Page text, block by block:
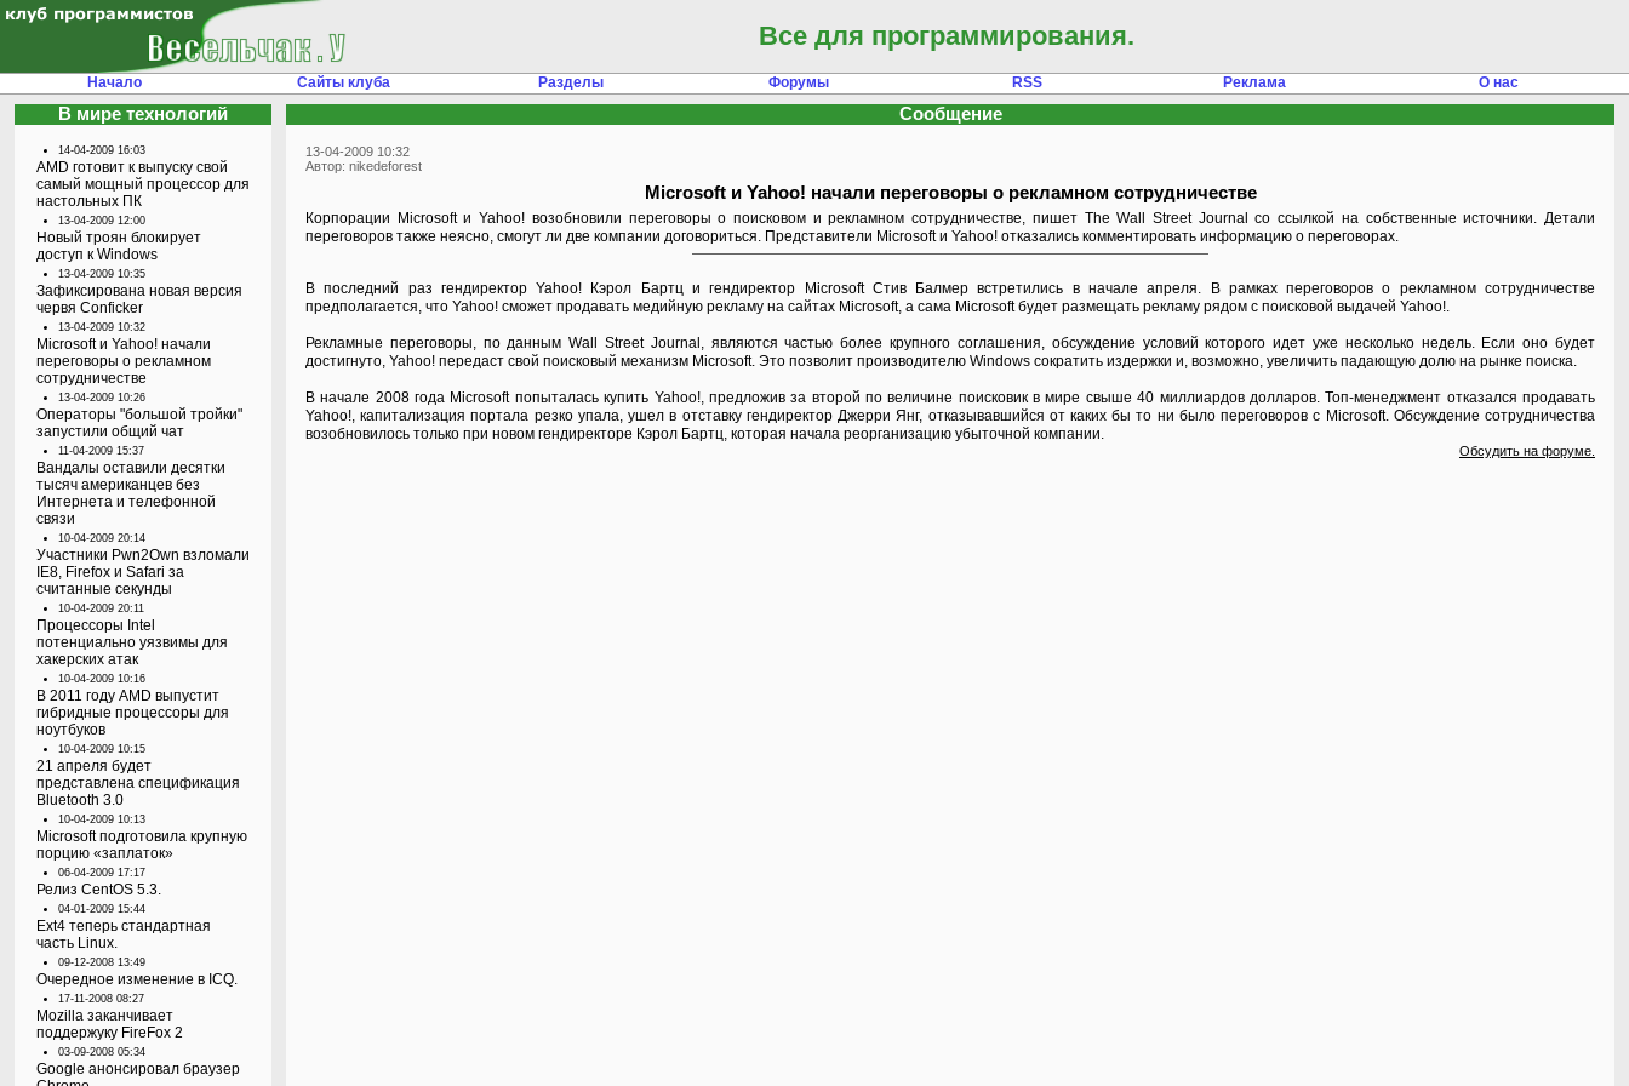
Все для программирования.
Начало Сайты клуба Разделы Форумы RSS Реклама О нас
В мире технологий
14-04-2009 16:03
AMD готовит к выпуску свой
самый мощный процессор для
настольных ПК
13-04-2009 12:00
Новый троян блокирует
доступ к Windows
13-04-2009 10:35
Зафиксирована новая версия
червя Conficker
13-04-2009 10:32
Microsoft и Yahoo! начали
переговоры о рекламном
сотрудничестве
13-04-2009 10:26
Операторы "большой тройки"
запустили общий чат
11-04-2009 15:37
Вандалы оставили десятки
тысяч американцев без
Интернета и телефонной
связи
10-04-2009 20:14
Участники Pwn2Own взломали
IE8, Firefox и Safari за
считанные секунды
10-04-2009 20:11
Процессоры Intel
потенциально уязвимы для
хакерских атак
10-04-2009 10:16
В 2011 году AMD выпустит
гибридные процессоры для
ноутбуков
10-04-2009 10:15
21 апреля будет
представлена спецификация
Bluetooth 3.0
10-04-2009 10:13
Microsoft подготовила крупную
порцию «заплаток»
06-04-2009 17:17
Релиз CentOS 5.3.
04-01-2009 15:44
Ext4 теперь стандартная
часть Linux.
09-12-2008 13:49
Очередное изменение в ICQ.
17-11-2008 08:27
Mozilla заканчивает
поддержуку FireFox 2
03-09-2008 05:34
Google анонсировал браузер
Сообщение
13-04-2009 10:32
Автор: nikedeforest
Microsoft и Yahoo! начали переговоры о рекламном сотрудничестве
Корпорации Microsoft и Yahoo! возобновили переговоры о поисковом и рекламном сотрудничестве, пишет The Wall Street Journal со ссылкой на собственные источники. Детали
переговоров также неясно, смогут ли две компании договориться. Представители Microsoft и Yahoo! отказались комментировать информацию о переговорах.
В последний раз гендиректор Yahoo! Кэрол Бартц и гендиректор Microsoft Стив Балмер встретились в начале апреля. В рамках переговоров о рекламном сотрудничестве
предполагается, что Yahoo! сможет продавать медийную рекламу на сайтах Microsoft, а сама Microsoft будет размещать рекламу рядом с поисковой выдачей Yahoo!.
Рекламные переговоры, по данным Wall Street Journal, являются частью более крупного соглашения, обсуждение условий которого идет уже несколько недель. Если оно будет
достигнуто, Yahoo! передаст свой поисковый механизм Microsoft. Это позволит производителю Windows сократить издержки и, возможно, увеличить падающую долю на рынке поиска.
В начале 2008 года Microsoft попыталась купить Yahoo!, предложив за второй по величине поисковик в мире свыше 40 миллиардов долларов. Топ-менеджмент отказался продавать
Yahoo!, капитализация портала резко упала, ушел в отставку гендиректор Джерри Янг, отказывавшийся от каких бы то ни было переговоров с Microsoft. Обсуждение сотрудничества
возобновилось только при новом гендиректоре Кэрол Бартц, которая начала реорганизацию убыточной компании.
Обсудить на форуме.